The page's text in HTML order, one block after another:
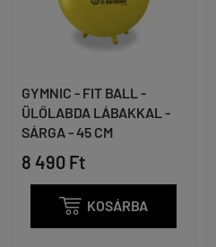
GYMNIC - FIT BALL -
ÜLŐLABDA LÁBAKKAL -
SÁRGA - 45 CM
8 490 Ft
 KOSÁRBA